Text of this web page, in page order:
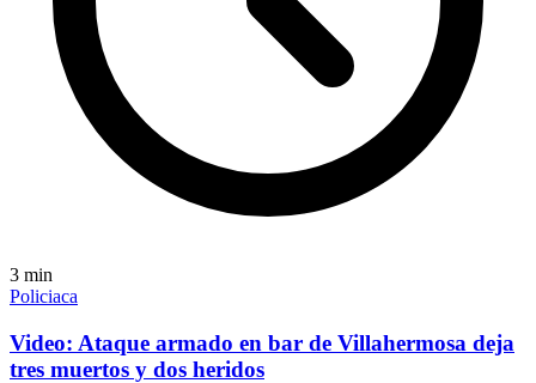
3 min
Policiaca
Video: Ataque armado en bar de Villahermosa deja
tres muertos y dos heridos